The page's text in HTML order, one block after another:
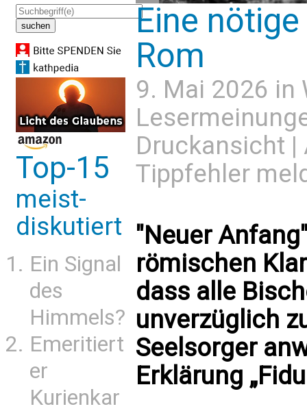
Top-15
meist-
diskutiert
Ein Signal
des
Himmels?
Emeritiert
er
Kurienkar
Eine
Rom
9. Mai 2026 in
Druckansicht |
Tippfehler
"Neuer
römischen
dass alle
unverzüglich
Seelsorger
Erklärung